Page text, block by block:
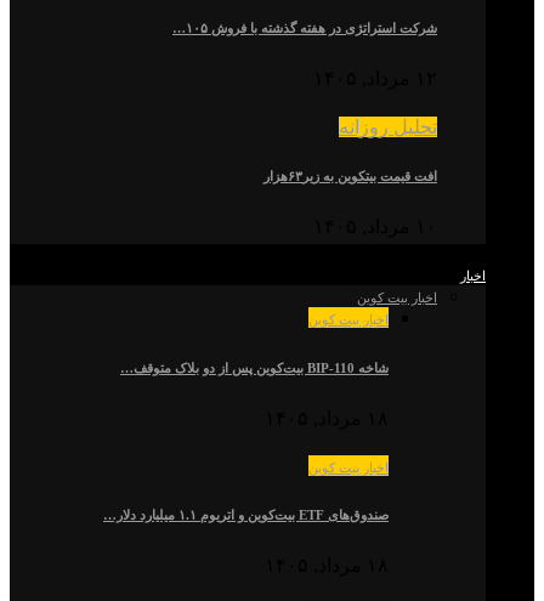
شرکت استراتژی در هفته گذشته با فروش ۱۰۵…
تحلیل روزانه
افت قیمت بیتکوین به زیر۶۳هزار
اخبار
اخبار بیت کوین
اخبار بیت کوین
شاخه BIP-110 بیت‌کوین پس از دو بلاک متوقف…
اخبار بیت کوین
صندوق‌های ETF بیت‌کوین و اتریوم ۱.۱ میلیارد دلار…